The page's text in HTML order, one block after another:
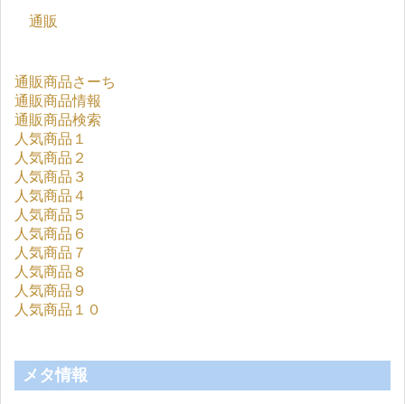
通販
通販商品さーち
通販商品情報
通販商品検索
人気商品１
人気商品２
人気商品３
人気商品４
人気商品５
人気商品６
人気商品７
人気商品８
人気商品９
人気商品１０
メタ情報